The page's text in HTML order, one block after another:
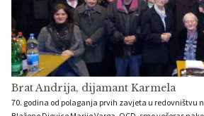
Brat Andrija, dijamant Karmela
70. godina od polaganja prvih zavjeta u redovništvu